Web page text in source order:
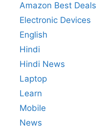
Amazon Best Deals
Electronic Devices
English
Hindi
Hindi News
Laptop
Learn
Mobile
News